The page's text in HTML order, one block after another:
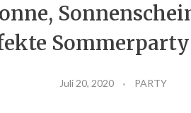
Juli 20, 2020 PARTY